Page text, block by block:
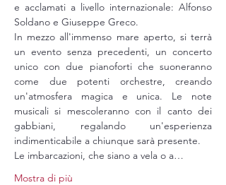
e acclamati a livello internazionale: Alfonso
Soldano e Giuseppe Greco.
In mezzo all'immenso mare aperto, si terrà
un evento senza precedenti, un concerto
unico con due pianoforti che suoneranno
come due potenti orchestre, creando
un'atmosfera magica e unica. Le note
musicali si mescoleranno con il canto dei
gabbiani, regalando un'esperienza
indimenticabile a chiunque sarà presente.
Le imbarcazioni, che siano a vela o a…
Mostra di più